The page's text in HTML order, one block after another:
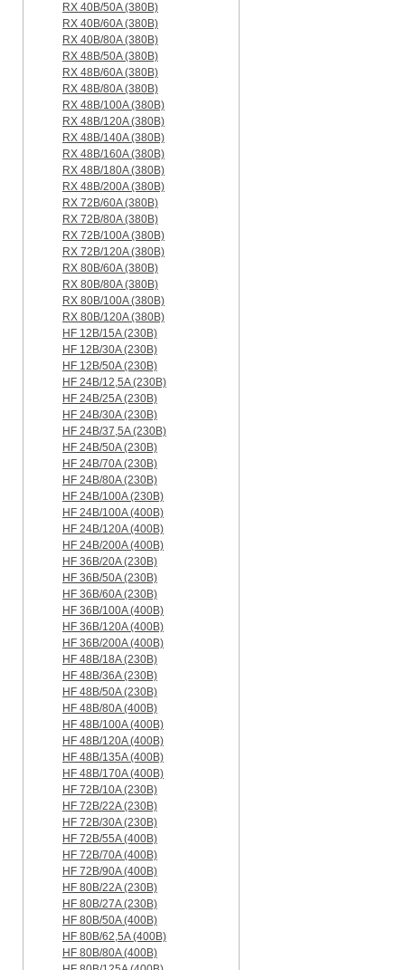
RX 40B/50A (380B)
RX 40B/60A (380B)
RX 40B/80A (380B)
RX 48B/50A (380B)
RX 48B/60A (380B)
RX 48B/80A (380B)
RX 48B/100A (380B)
RX 48B/120A (380B)
RX 48B/140A (380B)
RX 48B/160A (380B)
RX 48B/180A (380B)
RX 48B/200A (380B)
RX 72B/60A (380B)
RX 72B/80A (380B)
RX 72B/100A (380B)
RX 72B/120A (380B)
RX 80B/60A (380B)
RX 80B/80A (380B)
RX 80B/100A (380B)
RX 80B/120A (380B)
HF 12B/15A (230B)
HF 12B/30A (230B)
HF 12B/50A (230B)
HF 24B/12,5A (230B)
HF 24B/25A (230B)
HF 24B/30A (230B)
HF 24B/37,5A (230B)
HF 24B/50A (230B)
HF 24B/70A (230B)
HF 24B/80A (230B)
HF 24B/100A (230B)
HF 24B/100A (400B)
HF 24B/120A (400B)
HF 24B/200A (400B)
HF 36B/20A (230B)
HF 36B/50A (230B)
HF 36B/60A (230B)
HF 36B/100A (400B)
HF 36B/120A (400B)
HF 36B/200A (400B)
HF 48B/18A (230B)
HF 48B/36A (230B)
HF 48B/50A (230B)
HF 48B/80A (400B)
HF 48B/100A (400B)
HF 48B/120A (400B)
HF 48B/135A (400B)
HF 48B/170A (400B)
HF 72B/10A (230B)
HF 72B/22A (230B)
HF 72B/30A (230B)
HF 72B/55A (400B)
HF 72B/70A (400B)
HF 72B/90A (400B)
HF 80B/22A (230B)
HF 80B/27A (230B)
HF 80B/50A (400B)
HF 80B/62,5A (400B)
HF 80B/80A (400B)